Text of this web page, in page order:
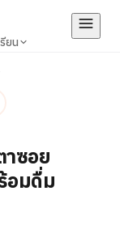
ยน
ซอย
อมดื่ม